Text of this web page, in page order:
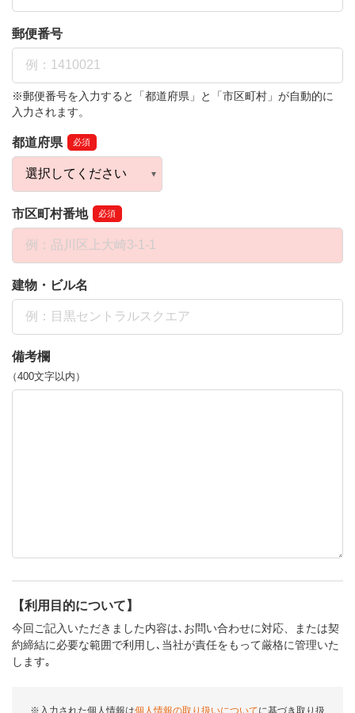
郵便番号
※郵便番号を入力すると「都道府県」と「市区町村」が自動的に
入力されます。
都道府県 必須
市区町村番地 必須
建物・ビル名
備考欄
（400文字以内）
【利用目的について】
今回ご記入いただきました内容は､お問い合わせに対応、または契
約締結に必要な範囲で利用し､当社が責任をもって厳格に管理いた
します｡
※入力された個人情報は個人情報の取り扱いについてに基づき取り扱